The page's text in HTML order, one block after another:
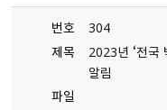
번호
304
제목
2023년 ‘전국
알림
파일